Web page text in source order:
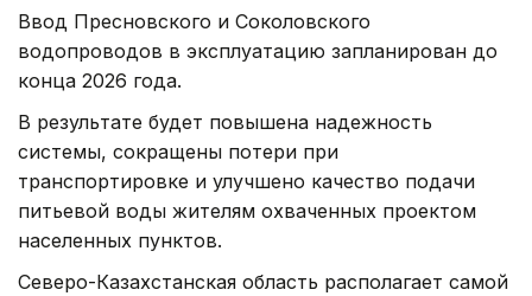
Ввод Пресновского и Соколовского
водопроводов в эксплуатацию запланирован до
конца 2026 года.
В результате будет повышена надежность
системы, сокращены потери при
транспортировке и улучшено качество подачи
питьевой воды жителям охваченных проектом
населенных пунктов.
Северо-Казахстанская область располагает самой